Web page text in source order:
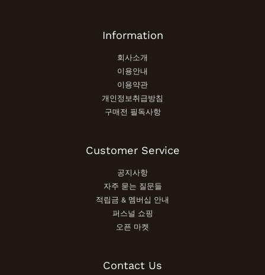
Information
회사소개
이용안내
구매전 필독사항
Customer Service
공지사항
자주 묻는 질문들
오픈 마켓